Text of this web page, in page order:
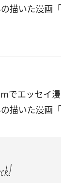
描いた漫画
でエッセイ漫
描いた漫画